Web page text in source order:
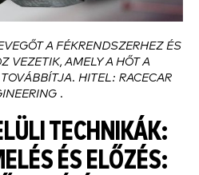
A FÉKRENDSZERHEZ ÉS
VEZETIK, AMELY A HŐT A
HITEL: RACECAR
.
TECHNIKÁK:
ÉS ELŐZÉS: